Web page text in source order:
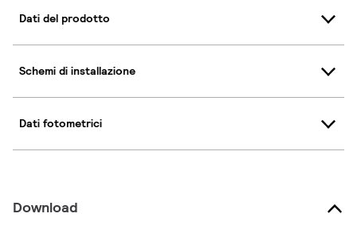
Dati del prodotto
Schemi di installazione
Dati fotometrici
Download